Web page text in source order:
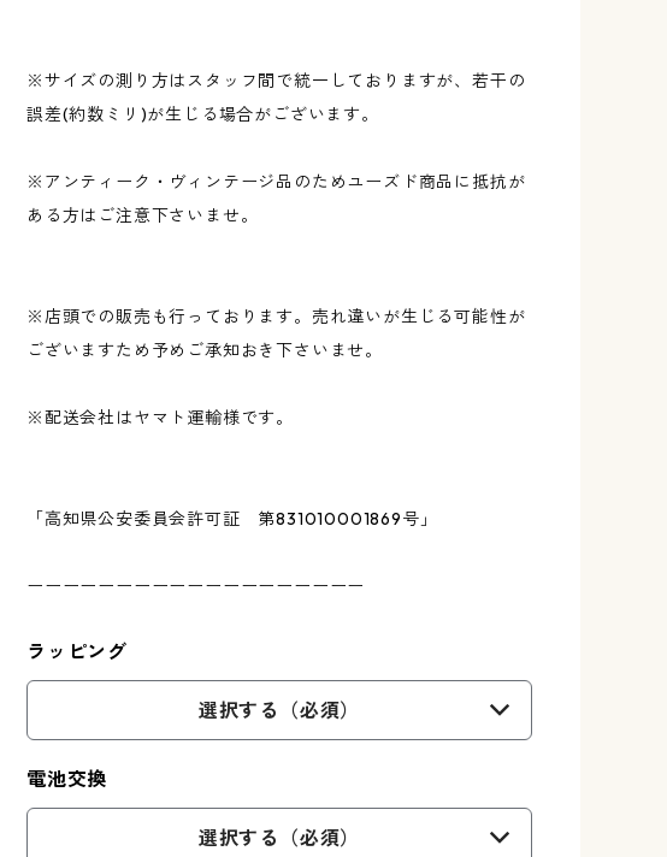
※サイズの測り方はスタッフ間で統一しておりますが、若干の
誤差(約数ミリ)が生じる場合がございます。
※アンティーク・ヴィンテージ品のためユーズド商品に抵抗が
ある方はご注意下さいませ。
※店頭での販売も行っております。売れ違いが生じる可能性が
ございますため予めご承知おき下さいませ。
※配送会社はヤマト運輸様です。
「高知県公安委員会許可証 第831010001869号」
ーーーーーーーーーーーーーーーーーーー
ラッピング
選択する（必須）
電池交換
選択する（必須）